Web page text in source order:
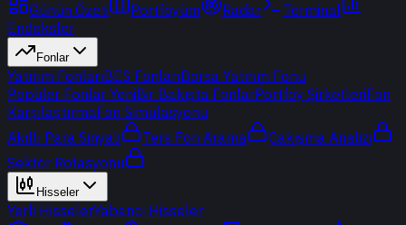
Günün Özeti Portföyüm Radar
Terminal
Endeksler
Fonlar
Yatırım FonlarıBES FonlarıBorsa Yatırım Fonu
Popüler Fonlar YeniBir Bakışta FonlarPortföy ŞirketleriFon
KarşılaştırmaFon Simülasyonu
Akıllı Para Sinyali
Ters Fon Arama
Çakışma Analizi
Sektör Rotasyonu
Hisseler
Yerli HisselerYabancı Hisseler